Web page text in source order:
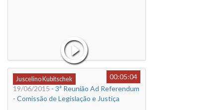
Juscelino Kubitschek
00:05:04
19/06/2015 - 3ª Reunião Ad Referendum
- Comissão de Legislação e Justiça